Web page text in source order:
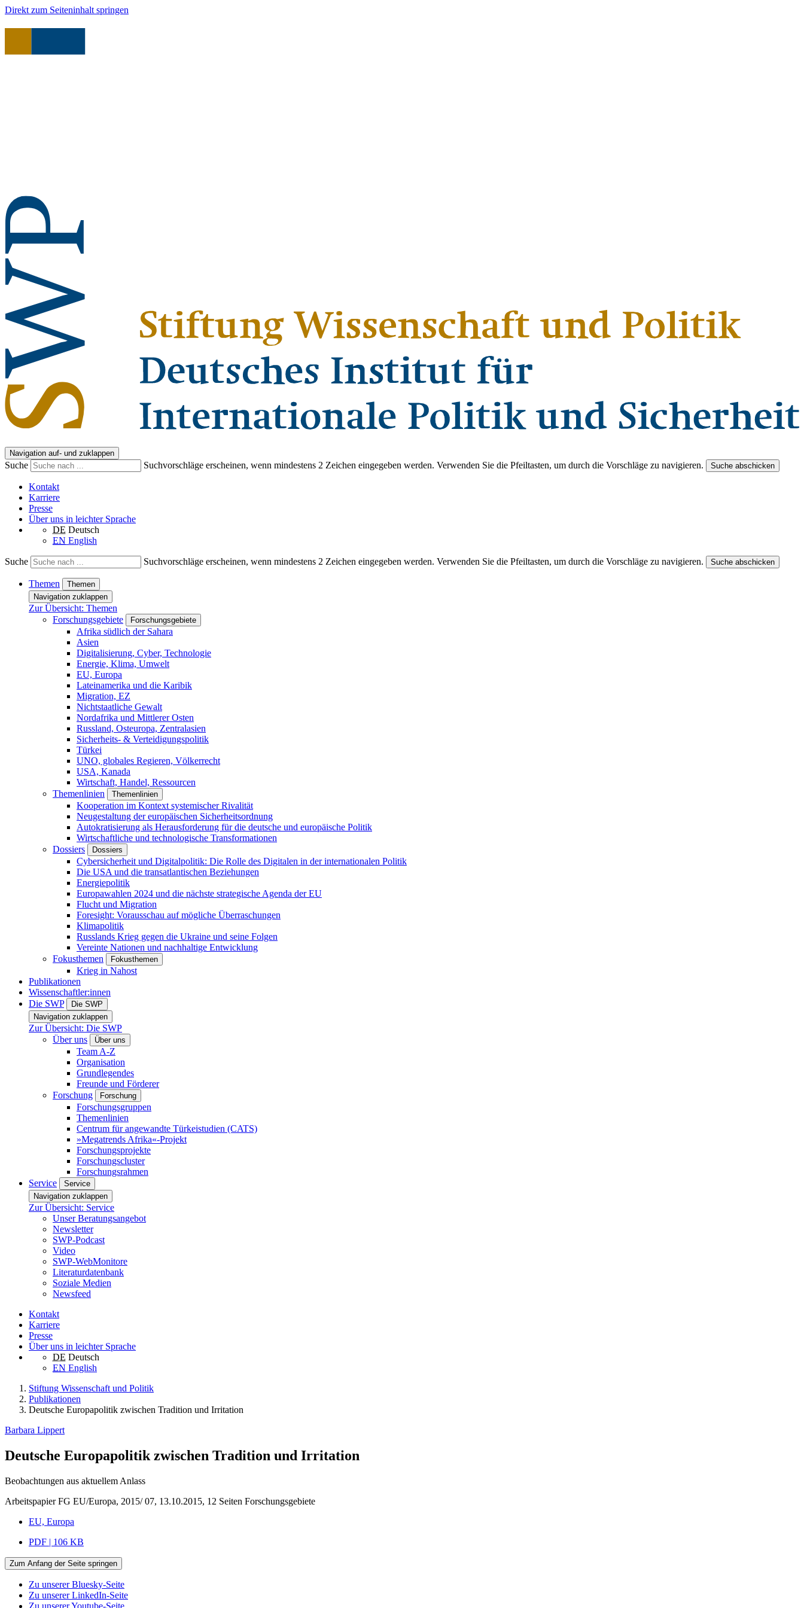
Direkt zum Seiteninhalt springen
Navigation auf- und zuklappen
Suche Suchvorschläge erscheinen, wenn mindestens 2 Zeichen eingegeben werden. Verwenden Sie die Pfeiltasten, um durch die Vorschläge zu navigieren. Suche abschicken
Kontakt
Karriere
Presse
Über uns in leichter Sprache
DE Deutsch
EN English
Suche Suchvorschläge erscheinen, wenn mindestens 2 Zeichen eingegeben werden. Verwenden Sie die Pfeiltasten, um durch die Vorschläge zu navigieren. Suche abschicken
Themen
Themen
Navigation zuklappen
Zur Übersicht: Themen
Forschungsgebiete
Forschungsgebiete
Afrika südlich der Sahara
Asien
Digitalisierung, Cyber, Technologie
Energie, Klima, Umwelt
EU, Europa
Lateinamerika und die Karibik
Migration, EZ
Nichtstaatliche Gewalt
Nordafrika und Mittlerer Osten
Russland, Osteuropa, Zentralasien
Sicherheits- & Verteidigungspolitik
Türkei
UNO, globales Regieren, Völkerrecht
USA, Kanada
Wirtschaft, Handel, Ressourcen
Themenlinien
Themenlinien
Kooperation im Kontext systemischer Rivalität
Neugestaltung der europäischen Sicherheitsordnung
Autokratisierung als Herausforderung für die deutsche und europäische Politik
Wirtschaftliche und technologische Transformationen
Dossiers
Dossiers
Cybersicherheit und Digitalpolitik: Die Rolle des Digitalen in der internationalen Politik
Die USA und die transatlantischen Beziehungen
Energiepolitik
Europawahlen 2024 und die nächste strategische Agenda der EU
Flucht und Migration
Foresight: Vorausschau auf mögliche Überraschungen
Klimapolitik
Russlands Krieg gegen die Ukraine und seine Folgen
Vereinte Nationen und nachhaltige Entwicklung
Fokusthemen
Fokusthemen
Krieg in Nahost
Publikationen
Wissenschaftler:innen
Die SWP
Die SWP
Navigation zuklappen
Zur Übersicht: Die SWP
Über uns
Über uns
Team A-Z
Organisation
Grundlegendes
Freunde und Förderer
Forschung
Forschung
Forschungsgruppen
Themenlinien
Centrum für angewandte Türkeistudien (CATS)
»Megatrends Afrika«-Projekt
Forschungsprojekte
Forschungscluster
Forschungsrahmen
Service
Service
Navigation zuklappen
Zur Übersicht: Service
Unser Beratungsangebot
Newsletter
SWP-Podcast
Video
SWP-WebMonitore
Literaturdatenbank
Soziale Medien
Newsfeed
Kontakt
Karriere
Presse
Über uns in leichter Sprache
DE Deutsch
EN English
Stiftung Wissenschaft und Politik
Publikationen
Deutsche Europapolitik zwischen Tradition und Irritation
Barbara Lippert
Deutsche Europapolitik zwischen Tradition und Irritation
Beobachtungen aus aktuellem Anlass
Arbeitspapier FG EU/Europa, 2015/ 07, 13.10.2015, 12 Seiten Forschungsgebiete
EU, Europa
PDF | 106 KB
Zum Anfang der Seite springen
Zu unserer Bluesky-Seite
Zu unserer LinkedIn-Seite